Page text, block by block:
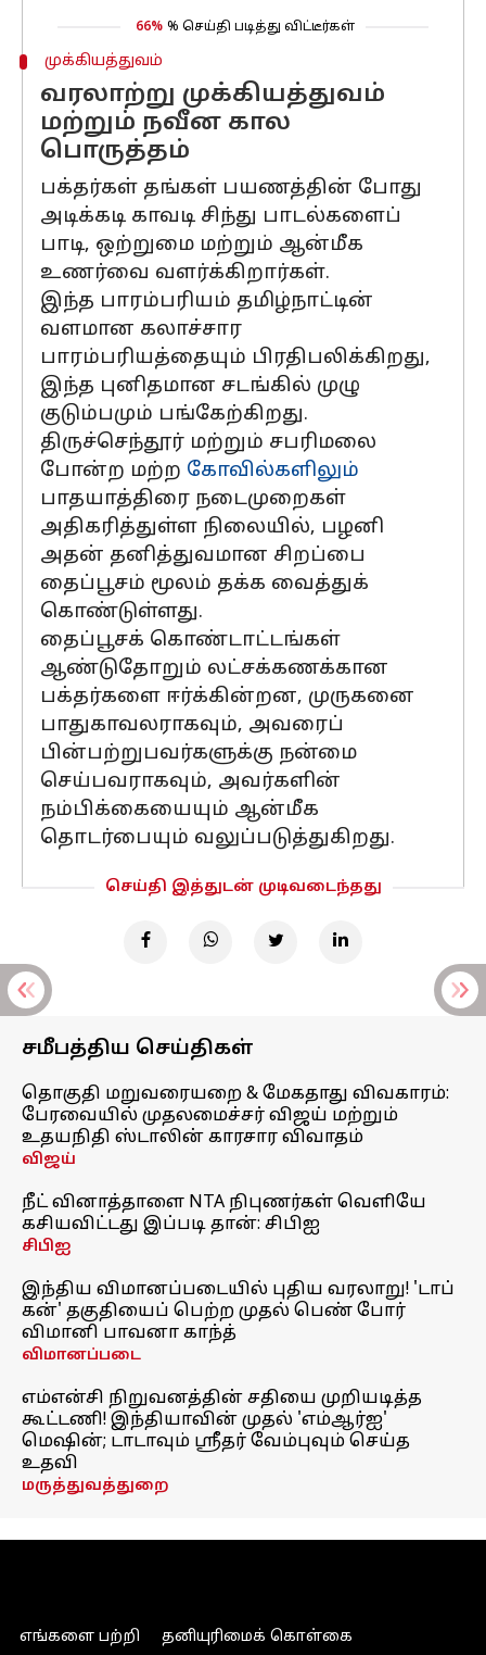
66% % செய்தி படித்து விட்டீர்கள்
முக்கியத்துவம்
வரலாற்று முக்கியத்துவம்
மற்றும் நவீன கால
பொருத்தம்
பக்தர்கள் தங்கள் பயணத்தின் போது
அடிக்கடி காவடி சிந்து பாடல்களைப்
பாடி, ஒற்றுமை மற்றும் ஆன்மீக
உணர்வை வளர்க்கிறார்கள்.
இந்த பாரம்பரியம் தமிழ்நாட்டின்
வளமான கலாச்சார
பாரம்பரியத்தையும் பிரதிபலிக்கிறது,
இந்த புனிதமான சடங்கில் முழு
குடும்பமும் பங்கேற்கிறது.
திருச்செந்தூர் மற்றும் சபரிமலை
போன்ற மற்ற கோவில்களிலும்
பாதயாத்திரை நடைமுறைகள்
அதிகரித்துள்ள நிலையில், பழனி
அதன் தனித்துவமான சிறப்பை
தைப்பூசம் மூலம் தக்க வைத்துக்
கொண்டுள்ளது.
தைப்பூசக் கொண்டாட்டங்கள்
ஆண்டுதோறும் லட்சக்கணக்கான
பக்தர்களை ஈர்க்கின்றன, முருகனை
பாதுகாவலராகவும், அவரைப்
பின்பற்றுபவர்களுக்கு நன்மை
செய்பவராகவும், அவர்களின்
நம்பிக்கையையும் ஆன்மீக
தொடர்பையும் வலுப்படுத்துகிறது.
செய்தி இத்துடன் முடிவடைந்தது
சமீபத்திய செய்திகள்
தொகுதி மறுவரையறை & மேகதாது விவகாரம்:
பேரவையில் முதலமைச்சர் விஜய் மற்றும்
உதயநிதி ஸ்டாலின் காரசார விவாதம்
விஜய்
நீட் வினாத்தாளை NTA நிபுணர்கள் வெளியே
கசியவிட்டது இப்படி தான்: சிபிஐ
சிபிஐ
இந்திய விமானப்படையில் புதிய வரலாறு! 'டாப்
கன்' தகுதியைப் பெற்ற முதல் பெண் போர்
விமானி பாவனா காந்த்
விமானப்படை
எம்என்சி நிறுவனத்தின் சதியை முறியடித்த
கூட்டணி! இந்தியாவின் முதல் 'எம்ஆர்ஐ'
மெஷின்; டாடாவும் ஸ்ரீதர் வேம்புவும் செய்த
உதவி
மருத்துவத்துறை
எங்களை பற்றி தனியுரிமைக் கொள்கை